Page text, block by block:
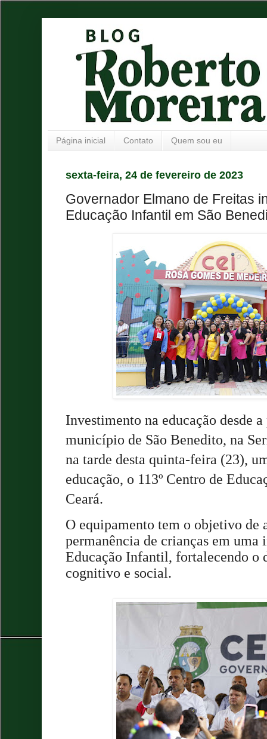
Página inicial Contato Quem sou eu
sexta-feira, 24 de fevereiro de 2023
Governador Elmano de Freitas
Educação Infantil em São
Investimento na educação desde
município de São Benedito, na
na tarde desta quinta-feira (23),
educação, o 113º Centro de
Ceará.
O equipamento tem o objetivo de
permanência de crianças em
Educação Infantil, fortalecendo o
cognitivo e social.